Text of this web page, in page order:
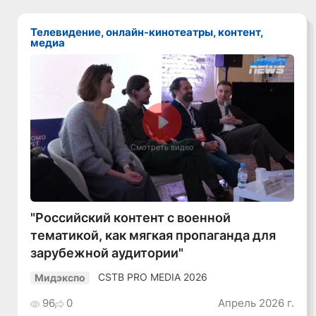
Телевидение, онлайн-кинотеатры, контент,
медиа
Смотреть видео
"Российский контент с военной
тематикой, как мягкая пропаганда для
зарубежной аудитории"
Мидэкспо CSTB PRO MEDIA 2026
96 0 Апрель 2026 г.